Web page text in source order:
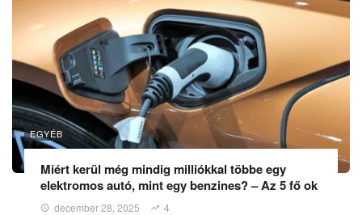
EGYÉB
Miért kerül még mindig milliókkal többe egy
elektromos autó, mint egy benzines? – Az 5 fő ok
december 28, 2025 4